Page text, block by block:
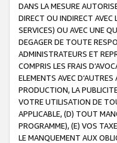
DANS LA MESURE
DIRECT OU INDIRECT AVEC
SERVICES) OU AVEC UNE
DEGAGER DE TOUTE
ADMINISTRATEURS ET
COMPRIS LES FRAIS
ELEMENTS AVEC
PRODUCTION, LA
VOTRE UTILISATION DE
APPLICABLE, (D) TOUT
PROGRAMME), (E) VOS
LE MANQUEMENT AUX